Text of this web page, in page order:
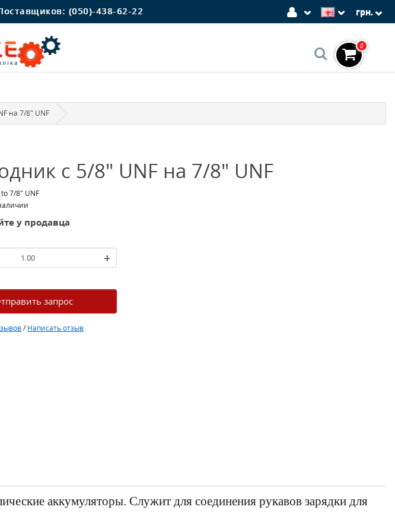
(050)-438-62-22 грн.
0
на 7/8" UNF
с 5/8" UNF на 7/8" UNF
7/8" UNF
у продавца
+
запрос
/Написать отзыв
аккумуляторы. Служит для соединения рукавов зарядки для